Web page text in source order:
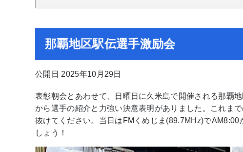
那覇地区駅伝選手激励会
公開日 2025年10月29日
表彰朝会とあわせて、日曜日に久米島で開催される那覇
から選手の紹介と力強い決意表明がありました。これま
抜けてください。当日はFMくめじま(89.7MHz)で
しょう！